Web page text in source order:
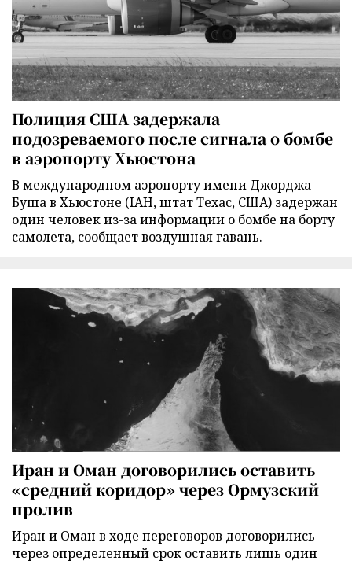
Полиция США задержала
подозреваемого после сигнала о бомбе
в аэропорту Хьюстона
В международном аэропорту имени Джорджа
Буша в Хьюстоне (IAH, штат Техас, США) задержан
один человек из-за информации о бомбе на борту
самолета, сообщает воздушная гавань.
Иран и Оман договорились оставить
«средний коридор» через Ормузский
пролив
Иран и Оман в ходе переговоров договорились
через определенный срок оставить лишь один